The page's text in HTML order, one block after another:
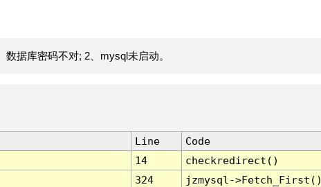
据库密码不对; 2、mysql未启动。
Line
Code
14
checkredirect()
324
jzmysql-